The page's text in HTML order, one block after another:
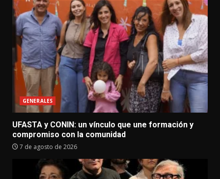
GENERALES
UFASTA y CONIN: un vínculo que une formación y
compromiso con la comunidad
7 de agosto de 2026